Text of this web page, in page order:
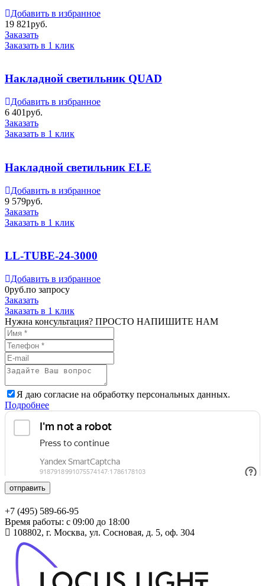
Добавить в избранное
19 821руб.
Заказать
Заказать в 1 клик
Накладной светильник QUAD
Добавить в избранное
6 401руб.
Заказать
Заказать в 1 клик
Накладной светильник ELE
Добавить в избранное
9 579руб.
Заказать
Заказать в 1 клик
LL-TUBE-24-3000
Добавить в избранное
0руб.по запросу
Заказать
Заказать в 1 клик
Нужна консультация? ПРОСТО НАПИШИТЕ НАМ
Я даю согласие на обработку персональных данных.
Подробнее
отправить
+7 (495) 589-66-95
Время работы: с 09:00 до 18:00
108802, г. Москва, ул. Сосновая, д. 5, оф. 304